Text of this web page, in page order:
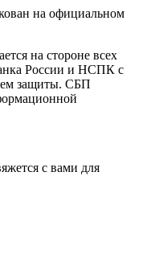
на официальном
на стороне всех
России и НСПК с
защиты. СБП
с вами для